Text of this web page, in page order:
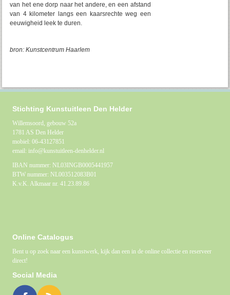
van het ene dorp naar het andere, en een afstand
van 4 kilometer langs een kaarsrechte weg een
eeuwigheid leek te duren.
bron: Kunstcentrum Haarlem
Stichting Kunstuitleen Den Helder
Willemsoord, gebouw 52a
1781 AS Den Helder
mobiel: 06-43127851
email: info@kunstuitleen-denhelder.nl
IBAN nummer: NL03INGB0005441957
BTW nummer: NL003512083B01
K.v.K. Alkmaar nr. 41.23.89.86
Online Catalogus
Bent u op zoek naar een kunstwerk, kijk dan een in de online collectie en reserveer
direct!
Social Media